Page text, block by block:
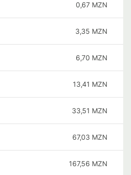
0,67 MZN
3,35 MZN
6,70 MZN
13,41 MZN
33,51 MZN
67,03 MZN
167,56 MZN